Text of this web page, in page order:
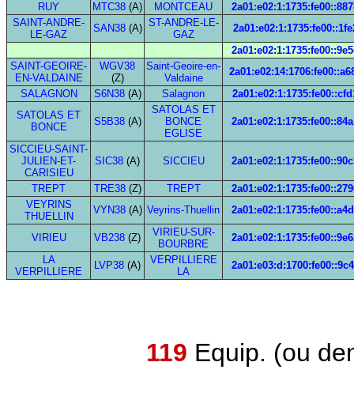
RUY
MTC38 (A) MONTCEAU
SAINT-ANDRE-
LE-GAZ
SAN38(A) ST-ANDRE-LE-
GAZ
SAINT-GEOIRE-
EN-VALDAINE
WGV38
(Z)
Saint-Geoire-en-
Valdaine
SALAGNON
S6N38(A) Salagnon
SATOLAS ET
BONCE
S5B38(A)
SATOLAS ET
BONCE
EGLISE
SICCIEU-SAINT-
JULIEN-ET-
CARISIEU
SIC38 (A) SICCIEU
TREPT TRE38(Z) TREPT
VEYRINS
THUELLIN
VYN38(A) Veyrins-Thuellin
VIRIEU VB238 (Z)
VIRIEU-SUR-
BOURBRE
LA
VERPILLIERE
LVP38 (A)
VERPILLIERE
LA
119 Equip. (ou